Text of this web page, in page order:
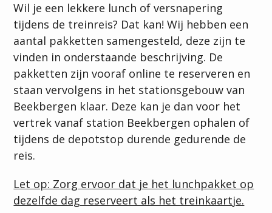
Wil je een lekkere lunch of versnapering
tijdens de treinreis? Dat kan! Wij hebben een
aantal pakketten samengesteld, deze zijn te
vinden in onderstaande beschrijving. De
pakketten zijn vooraf online te reserveren en
staan vervolgens in het stationsgebouw van
Beekbergen klaar. Deze kan je dan voor het
vertrek vanaf station Beekbergen ophalen of
tijdens de depotstop durende gedurende de
reis.
Let op: Zorg ervoor dat je het lunchpakket op
dezelfde dag reserveert als het treinkaartje.